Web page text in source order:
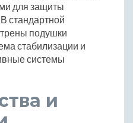
для защиты
стандартной
подушки
стабилизации и
системы
и